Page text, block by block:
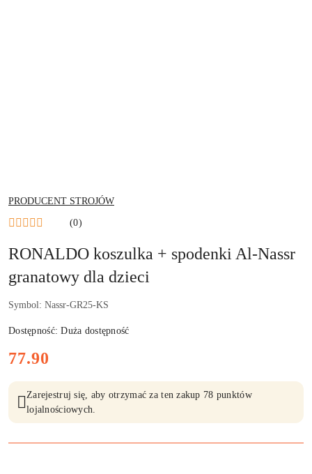
NAZWA
PRODUCENTA:
PRODUCENT STROJÓW
(0)
RONALDO koszulka + spodenki Al-Nassr
granatowy dla dzieci
Symbol: Nassr-GR25-KS
Dostępność:Duża dostępność
cena:
77.90
Zarejestruj się, aby otrzymać za ten zakup 78 punktów
lojalnościowych.